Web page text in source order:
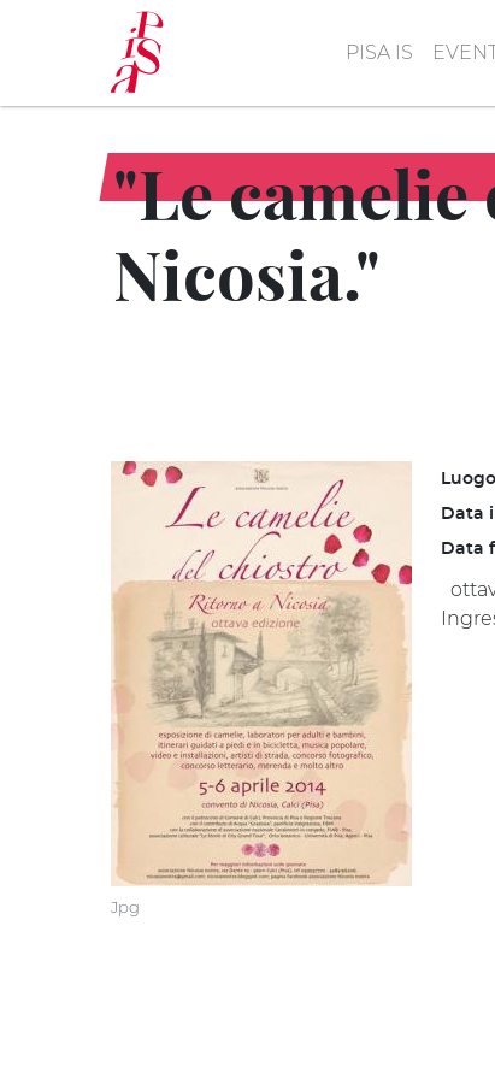
principale
PISA IS
"Le
Nicosia."
Jpg
Data
Data